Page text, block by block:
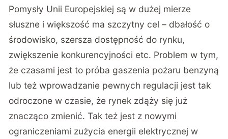
Pomysły Unii Europejskiej są w dużej mierze
słuszne i większość ma szczytny cel – dbałość o
środowisko, szersza dostępność do rynku,
zwiększenie konkurencyjności etc. Problem w tym,
że czasami jest to próba gaszenia pożaru benzyną
lub też wprowadzanie pewnych regulacji jest tak
odroczone w czasie, że rynek zdąży się już
znacząco zmienić. Tak też jest z nowymi
ograniczeniami zużycia energii elektrycznej w